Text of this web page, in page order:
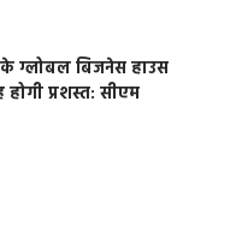
के ग्लोबल बिजनेस हाउस
प्रशस्त: सीएम